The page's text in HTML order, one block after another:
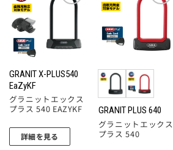
お気
追加
GRANIT X-PLUS540
EaZyKF
グラニットエックス
プラス 540 EAZYKF
詳細を見る
お気
に入
りに
追加
GRANIT PLUS 640
グラニットエックス
プラス 540